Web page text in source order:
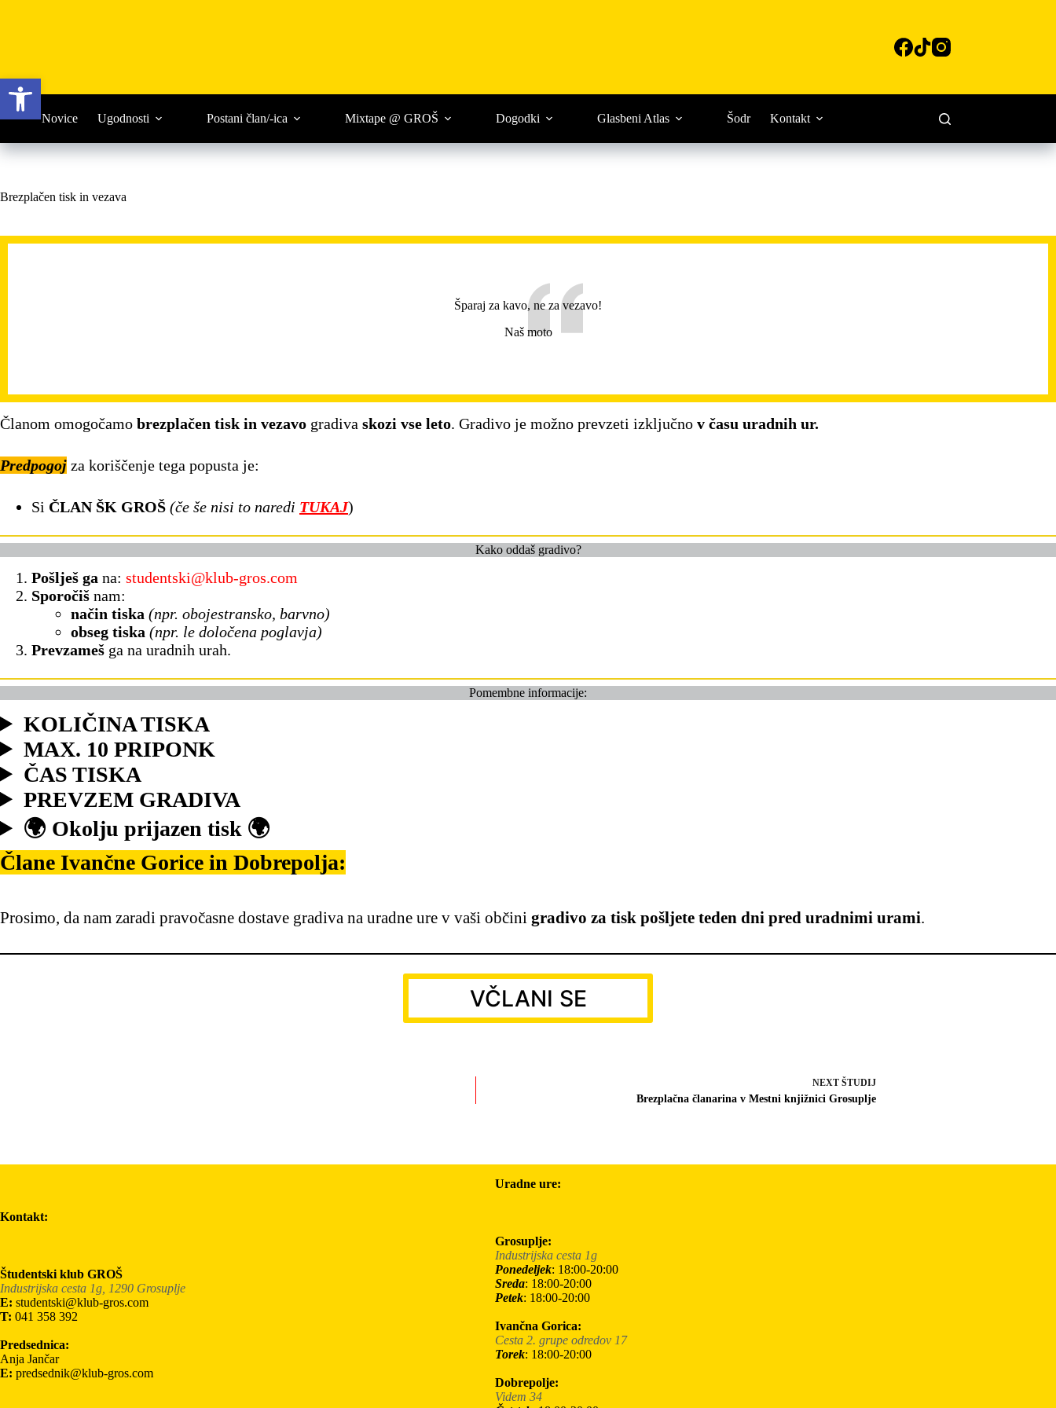
Novice Ugodnosti Postani član/-ica Mixtape @ GROŠ Dogodki Glasbeni Atlas Šodr Kontakt
Brezplačen tisk in vezava
Šparaj za kavo, ne za vezavo!
Naš moto
Članom omogočamo brezplačen tisk in vezavo gradiva skozi vse leto. Gradivo je možno prevzeti izključno v času uradnih ur.
Predpogoj za koriščenje tega popusta je:
Si ČLAN ŠK GROŠ (če še nisi to naredi TUKAJ)
Kako oddaš gradivo?
Pošlješ ga na: studentski@klub-gros.com
Sporočiš nam:
način tiska (npr. obojestransko, barvno)
obseg tiska (npr. le določena poglavja)
Prevzameš ga na uradnih urah.
Pomembne informacije:
KOLIČINA TISKA
MAX. 10 PRIPONK
ČAS TISKA
PREVZEM GRADIVA
🌍 Okolju prijazen tisk 🌍
Člane Ivančne Gorice in Dobrepolja:
Prosimo, da nam zaradi pravočasne dostave gradiva na uradne ure v vaši občini gradivo za tisk pošljete teden dni pred uradnimi urami.
VČLANI SE
NEXT ŠTUDIJ
Brezplačna članarina v Mestni knjižnici Grosuplje
Kontakt:
Študentski klub GROŠ
Industrijska cesta 1g, 1290 Grosuplje
E: studentski@klub-gros.com
T: 041 358 392
Predsednica:
Anja Jančar
E: predsednik@klub-gros.com
Uradne ure:
Grosuplje:
Industrijska cesta 1g
Ponedeljek: 18:00-20:00
Sreda: 18:00-20:00
Petek: 18:00-20:00
Ivančna Gorica:
Cesta 2. grupe odredov 17
Torek: 18:00-20:00
Dobrepolje:
Videm 34
Open toolbar